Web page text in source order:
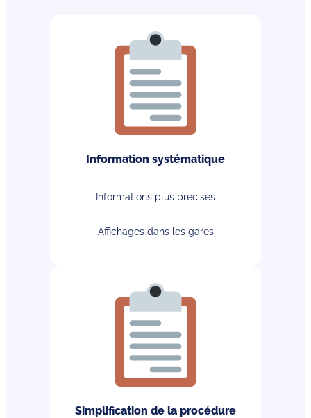
Information systématique
Informations plus précises
Affichages dans les gares
Simplification de la procédure